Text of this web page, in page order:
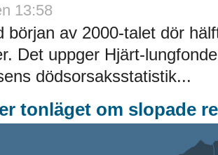
13:58
början av 2000-talet dör
Det uppger Hjärt-
dödsorsaksstatistik...
tonläget om slopade